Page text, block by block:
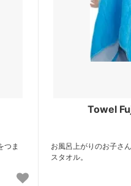
つま
Towel
お風呂上がりのお子さ
スタオル。